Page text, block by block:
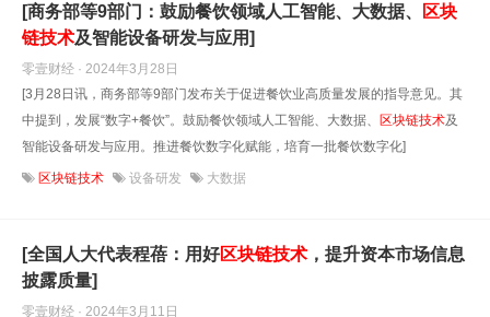
[商务部等9部门：鼓励餐饮领域人工智能、大数据、
区块
链技术及智能设备研发与应用]
零壹财经 · 2024年3月28日
[3月28日讯，商务部等9部门发布关于促进餐饮业高质量发展的指导意见。其
中提到，发展“数字+餐饮”。鼓励餐饮领域人工智能、大数据、 区块链技术及
智能设备研发与应用。推进餐饮数字化赋能，培育一批餐饮数字化]
区块链技术 设备研发 大数据
[全国人大代表程蓓：用好区块链技术 ，提升资本市场信息
披露质量]
零壹财经 · 2024年3月11日